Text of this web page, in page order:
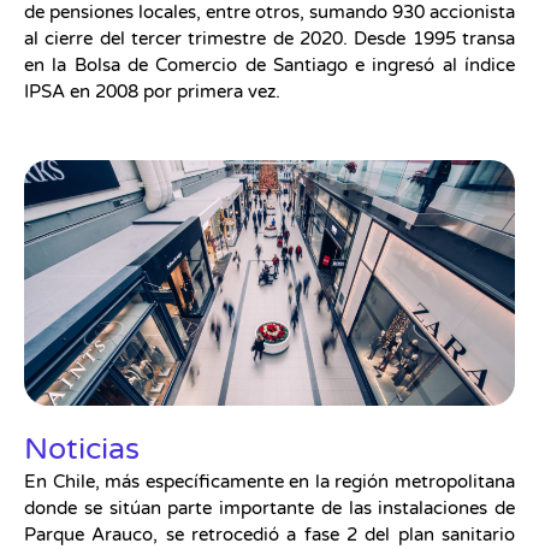
de pensiones locales, entre otros, sumando 930 accionista
al cierre del tercer trimestre de 2020. Desde 1995 transa
en la Bolsa de Comercio de Santiago e ingresó al índice
IPSA en 2008 por primera vez.
Noticias
En Chile, más específicamente en la región metropolitana
donde se sitúan parte importante de las instalaciones de
Parque Arauco, se retrocedió a fase 2 del plan sanitario